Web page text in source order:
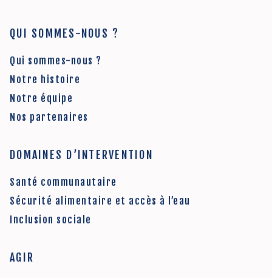
QUI SOMMES-NOUS ?
Qui sommes-nous ?
Notre histoire
Notre équipe
Nos partenaires
DOMAINES D’INTERVENTION
Santé communautaire
Sécurité alimentaire et accès à l’eau
Inclusion sociale
AGIR